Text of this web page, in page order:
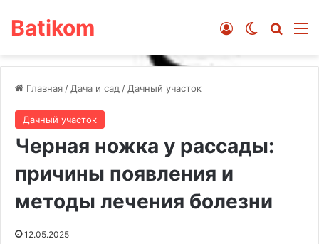
Batikom Switch skin
Войти
Главная / Дача и сад / Дачный участок
Дачный участок
Черная ножка у рассады:
причины появления и
методы лечения болезни
12.05.2025